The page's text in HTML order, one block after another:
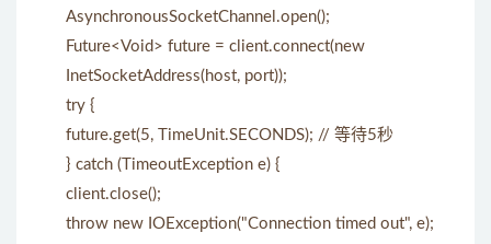
AsynchronousSocketChannel.open();
Future<Void> future = client.connect(new
InetSocketAddress(host, port));
try {
future.get(5, TimeUnit.SECONDS); // 等待5秒
} catch (TimeoutException e) {
client.close();
throw new IOException("Connection timed out", e);